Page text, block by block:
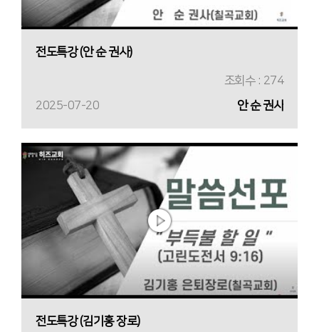
전도특강 (안 순 권사)
조회수 : 274
2025-07-20
안 순 권사
전도특강 (김기홍 장로)